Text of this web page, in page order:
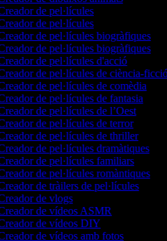
de pel·lícules
de pel·lícules
de pel·lícules biogràfiques
de pel·lícules biogràfiques
de pel·lícules d'acció
de pel·lícules de ciència-ficció
de pel·lícules de comèdia
de pel·lícules de fantasia
de pel·lícules de l’Oest
de pel·lícules de terror
de pel·lícules de thriller
de pel·lícules dramàtiques
de pel·lícules familiars
de pel·lícules romàntiques
de tràilers de pel·lícules
de vlogs
de vídeos ASMR
de vídeos DIY
de vídeos amb fotos